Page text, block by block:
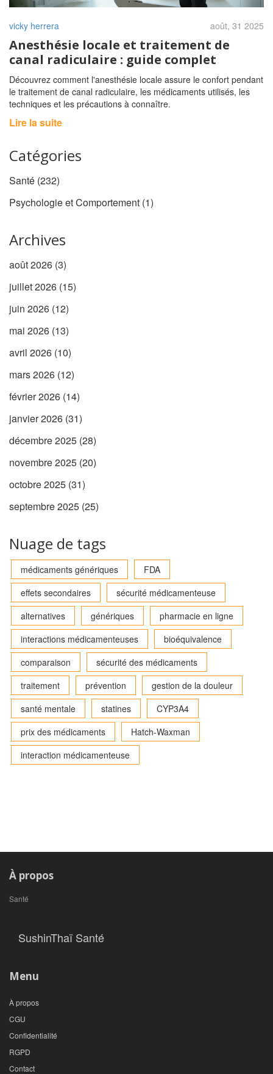
vicky herrera août, 31 2025
Anesthésie locale et traitement de
canal radiculaire : guide complet
Découvrez comment l'anesthésie locale assure le confort pendant
le traitement de canal radiculaire, les médicaments utilisés, les
techniques et les précautions à connaître.
Lire la suite
Catégories
Santé (232)
Psychologie et Comportement (1)
Archives
août 2026 (3)
juillet 2026 (15)
juin 2026 (12)
mai 2026 (13)
avril 2026 (10)
mars 2026 (12)
février 2026 (14)
janvier 2026 (31)
décembre 2025 (28)
novembre 2025 (20)
octobre 2025 (31)
septembre 2025 (25)
Nuage de tags
médicaments génériques
FDA
effets secondaires
sécurité médicamenteuse
alternatives
génériques
pharmacie en ligne
interactions médicamenteuses
bioéquivalence
comparaison
sécurité des médicaments
traitement
prévention
gestion de la douleur
santé mentale
statines
CYP3A4
prix des médicaments
Hatch-Waxman
interaction médicamenteuse
À propos
Santé
SushinThaï Santé
Menu
À propos
CGU
Confidentialité
RGPD
Contact